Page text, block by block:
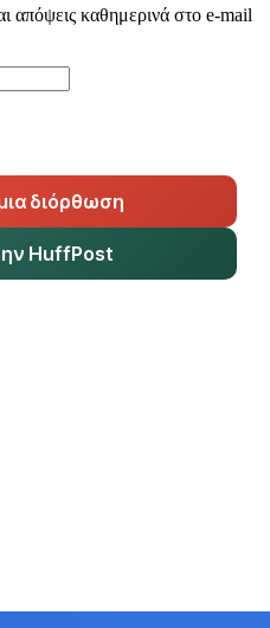
απόψεις καθημερινά στο e-mail
διόρθωση
HuffPost